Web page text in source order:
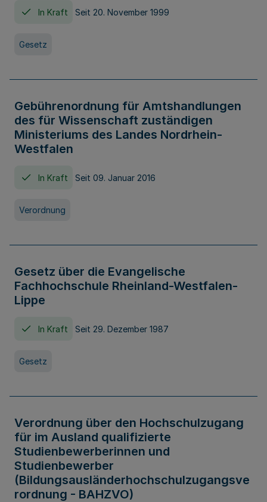
In Kraft Seit 20. November 1999
Gesetz
Gebührenordnung für Amtshandlungen
des für Wissenschaft zuständigen
Ministeriums des Landes Nordrhein-
Westfalen
In Kraft Seit 09. Januar 2016
Verordnung
Gesetz über die Evangelische
Fachhochschule Rheinland-Westfalen-
Lippe
In Kraft Seit 29. Dezember 1987
Gesetz
Verordnung über den Hochschulzugang
für im Ausland qualifizierte
Studienbewerberinnen und
Studienbewerber
(Bildungsausländerhochschulzugangsve
rordnung - BAHZVO)